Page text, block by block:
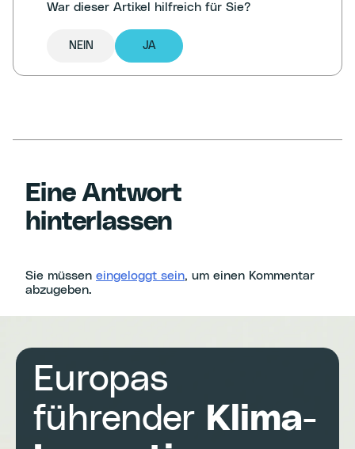
War dieser Artikel hilfreich für Sie?
NEIN JA
Eine Antwort
hinterlassen
Sie müssen eingeloggt sein, um einen Kommentar
abzugeben.
Europas
führender Klima-